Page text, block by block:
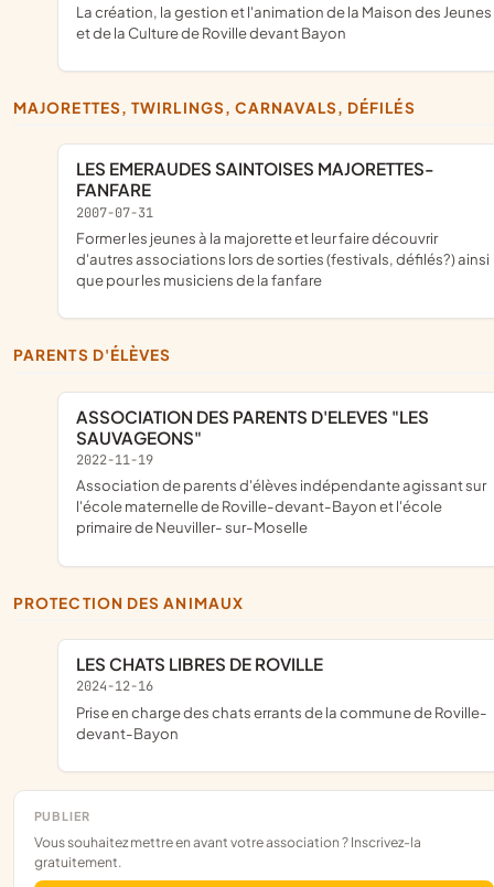
PUBLIER
Vous souhaitez mettre en avant votre association ? Inscrivez-la
gratuitement.
la création, la gestion et l'animation de la Maison des Jeunes
et de la Culture de Roville devant Bayon
MAJORETTES, TWIRLINGS, CARNAVALS, DÉFILÉS
LES EMERAUDES SAINTOISES MAJORETTES-
FANFARE
2007-07-31
former les jeunes à la majorette et leur faire découvrir
d'autres associations lors de sorties (festivals, défilés?) ainsi
que pour les musiciens de la fanfare
PARENTS D'ÉLÈVES
ASSOCIATION DES PARENTS D'ELEVES "LES
SAUVAGEONS"
2022-11-19
association de parents d'élèves indépendante agissant sur
l'école maternelle de Roville-devant-Bayon et l'école
primaire de Neuviller- sur-Moselle
PROTECTION DES ANIMAUX
LES CHATS LIBRES DE ROVILLE
2024-12-16
prise en charge des chats errants de la commune de Roville-
devant-Bayon